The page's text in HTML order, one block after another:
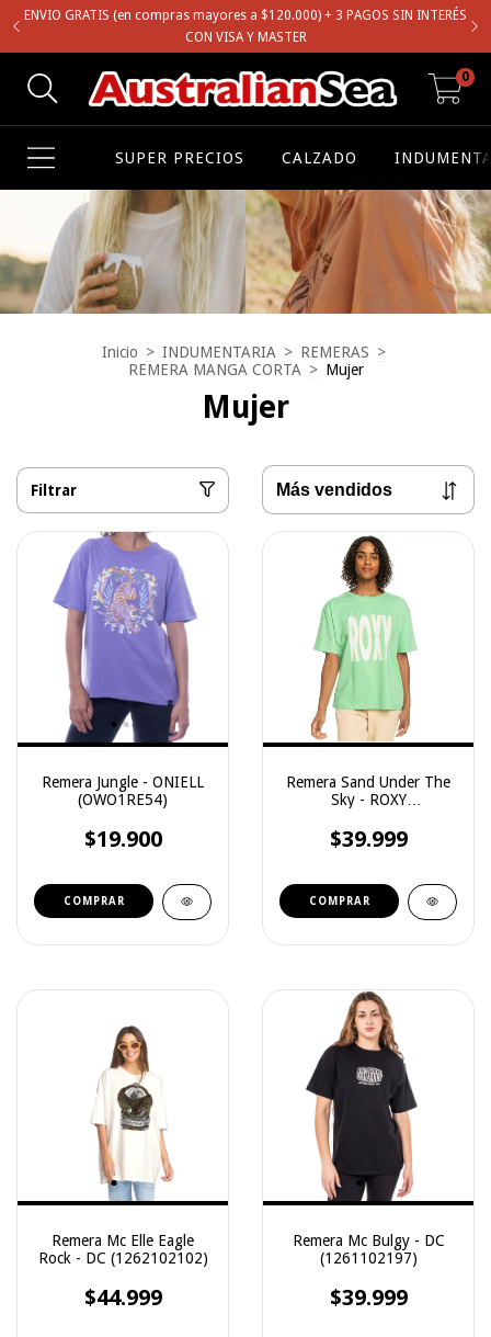
ENVIO GRATIS (en compras mayores a $120.000) + 3 PAGOS SIN INTERÉS
CON VISA Y MASTER
0
SUPER PRECIOS CALZADO
Inicio > INDUMENTARIA > REMERAS >
REMERA MANGA CORTA > Mujer
Mujer
Filtrar
Remera Jungle - ONIELL
(OWO1RE54)
$19.900
COMPRAR
Remera Sand Under The
Sky - ROXY
$39.999
COMPRAR
Remera Mc Elle Eagle
Rock - DC (1262102102)
$44.999
Remera Mc Bulgy - DC
(1261102197)
$39.999